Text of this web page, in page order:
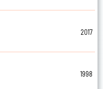
2017
1998